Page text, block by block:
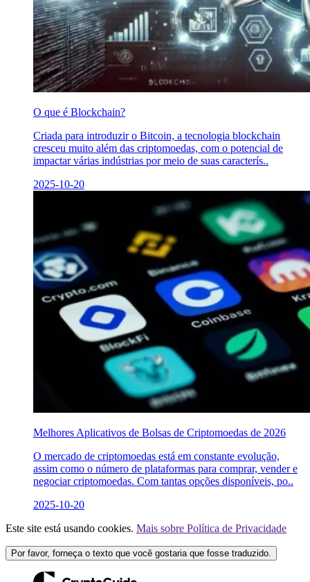
O que é Blockchain?
Criada para introduzir o Bitcoin, a tecnologia blockchain
cresceu muito além das criptomoedas, com o potencial de
impactar várias indústrias por meio de suas caracterís..
2025-10-20
Melhores Aplicativos de Bolsas de Criptomoedas de 2026
O mercado de criptomoedas está em constante evolução,
assim como o número de plataformas para comprar, vender e
negociar criptomoedas. Com tantas opções disponíveis, po..
2025-10-20
Este site está usando cookies. Mais sobre Política de Privacidade
Por favor, forneça o texto que você gostaria que fosse traduzido.